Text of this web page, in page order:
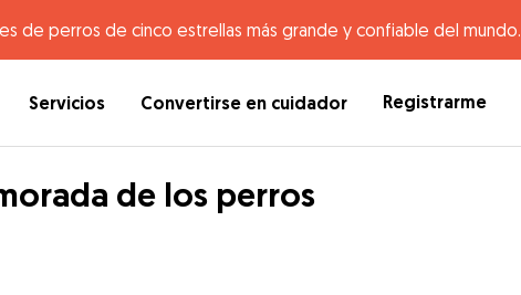
de perros de cinco estrellas más grande y confiable del mundo.
Servicios Convertirse en cuidador Registrarme
de los perros